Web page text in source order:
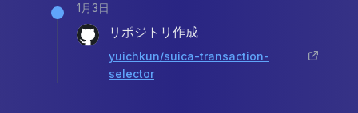
1月3日
リポジトリ作成
yuichkun/suica-transaction-
selector